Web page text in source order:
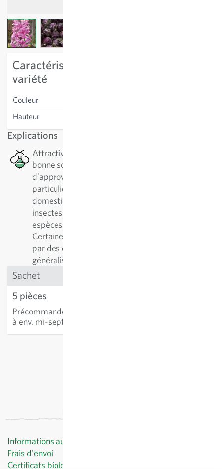
View larger imageView larger image
Caractéristiques spécifiques à la
variété
Couleur
Hauteur
Explications
Attractive pour les abeilles : Cette plante est une
bonne source de nectar en termes
d’approvisionnement en pollen, ce qui est
particulièrement bénéfique pour les abeilles
domestiques et solitaires, ainsi que pour d’autres
insectes pollinisateurs. Il existe plus de 500
espèces différentes d'abeilles solitaires.
Certaines plantes sont préférablement visitées
par des espèces spécialistes, d'autres par des
généralistes.
Sachet
5 pièces
Précommande
à env. mi-septembre
Informations au client
Frais d'envoi
Certificats biologiques